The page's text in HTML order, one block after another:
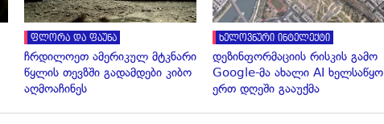
ფლორა და ფაუნა
ჩრდილოეთ ამერიკულ მტკნარი
წყლის თევზში გადამდები კიბო
აღმოაჩინეს
ხელოვნური ინტელექტი
დეზინფორმაციის რისკის გამო
Google-მა ახალი AI ხელსაწყო
ერთ დღეში გააუქმა